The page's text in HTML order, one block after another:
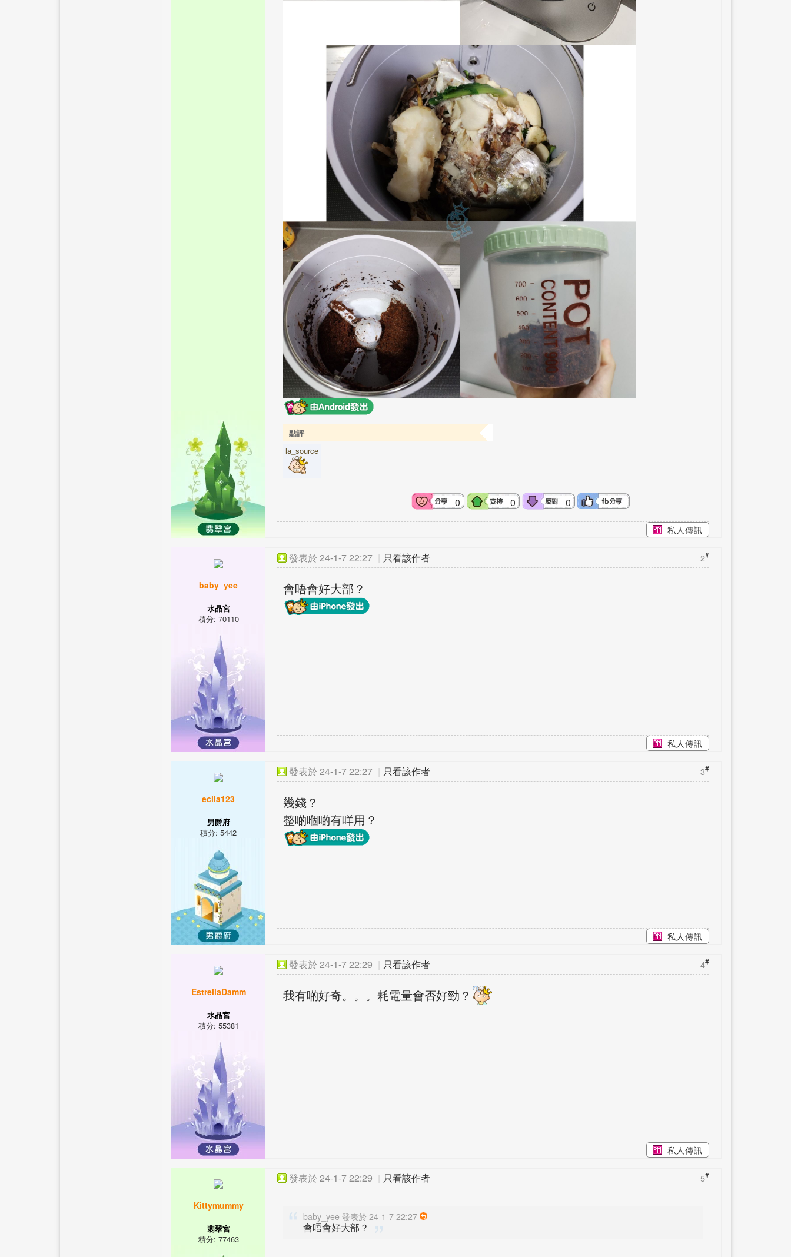
點評
la_source
0 0 0
私人傳訊
baby_yee
水晶宮
積分: 70110
2#
發表於 24-1-7 22:27 | 只看該作者
會唔會好大部？
私人傳訊
ecila123
男爵府
積分: 5442
3#
發表於 24-1-7 22:27 | 只看該作者
幾錢？
整啲嗰啲有咩用？
私人傳訊
EstrellaDamm
水晶宮
積分: 55381
4#
發表於 24-1-7 22:29 | 只看該作者
我有啲好奇。。。耗電量會否好勁？
私人傳訊
Kittymummy
翡翠宮
積分: 77463
5#
發表於 24-1-7 22:29 | 只看該作者
baby_yee 發表於 24-1-7 22:27
會唔會好大部？